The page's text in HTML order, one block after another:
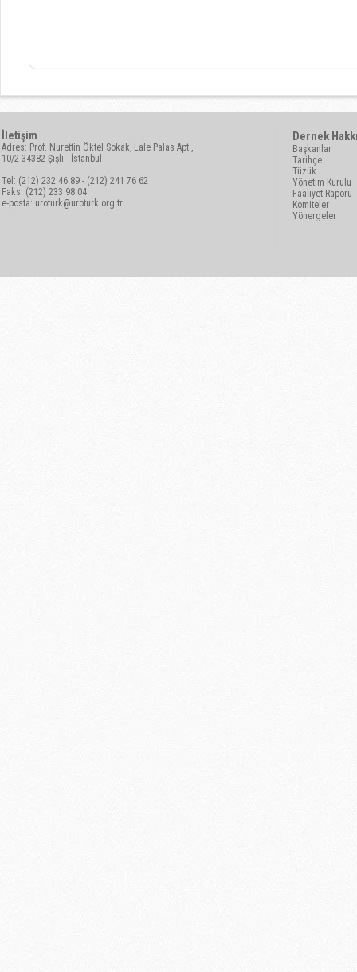
İletişim
Adres: Prof. Nurettin Öktel Sokak, Lale Palas Apt.,
10/2 34382 Şişli - İstanbul
Tel: (212) 232 46 89 - (212) 241 76 62
Faks: (212) 233 98 04
e-posta: uroturk@uroturk.org.tr
Dernek
Başkanlar
Tarihçe
Tüzük
Yönetim Kurulu
Faaliyet Raporu
Komiteler
Yönergeler